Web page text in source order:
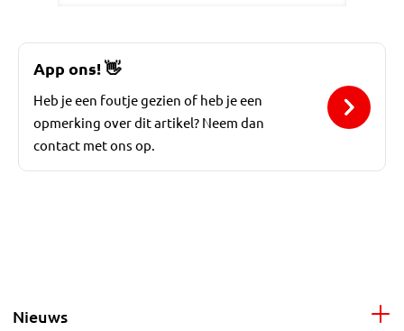
App ons!👋
Heb je een foutje gezien of heb je een
opmerking over dit artikel? Neem dan
contact met ons op.
Nieuws